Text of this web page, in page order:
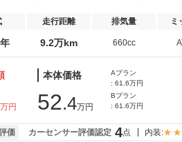
走行距離 排気量 ミ
9.2万km 660cc
万円
本体価格
52.4万円
Aプラン
: 61.6万円
Bプラン
: 61.6万円
価 カーセンサー評価認定 4点 内装: